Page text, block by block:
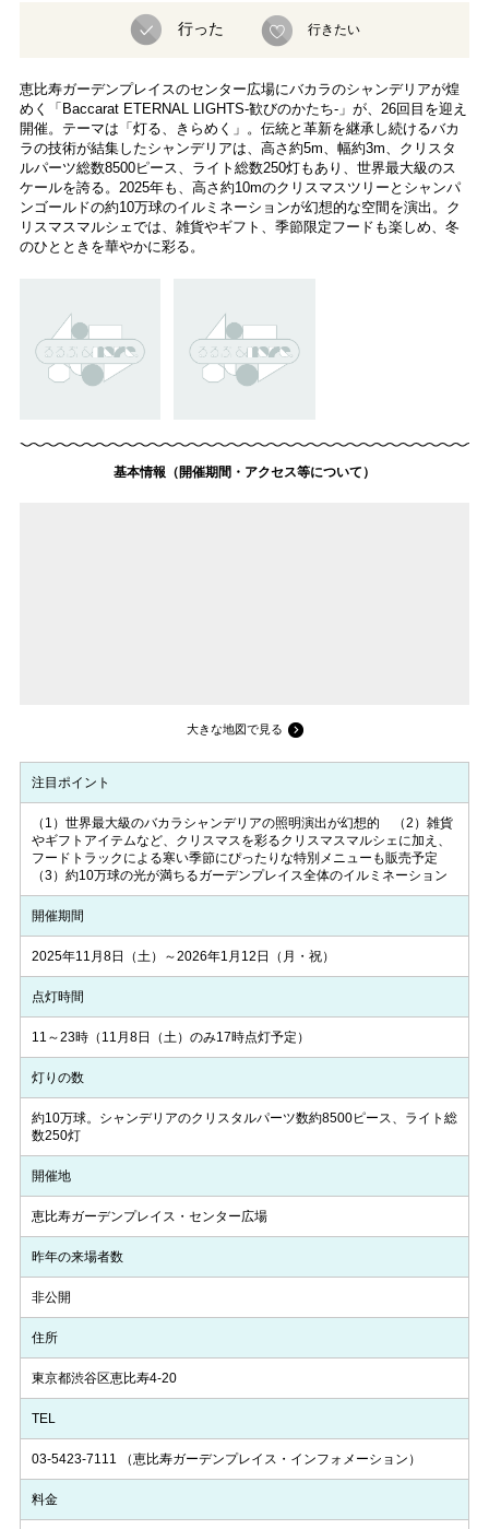
行った 行きたい
恵比寿ガーデンプレイスのセンター広場にバカラのシャンデリアが煌
めく「Baccarat ETERNAL LIGHTS-歓びのかたち-」が、26回目を迎え
開催。テーマは「灯る、きらめく」。伝統と革新を継承し続けるバカ
ラの技術が結集したシャンデリアは、高さ約5m、幅約3m、クリスタ
ルパーツ総数8500ピース、ライト総数250灯もあり、世界最大級のス
ケールを誇る。2025年も、高さ約10mのクリスマスツリーとシャンパ
ンゴールドの約10万球のイルミネーションが幻想的な空間を演出。ク
リスマスマルシェでは、雑貨やギフト、季節限定フードも楽しめ、冬
のひとときを華やかに彩る。
基本情報（開催期間・アクセス等について）
大きな地図で見る
注目ポイント
（1）世界最大級のバカラシャンデリアの照明演出が幻想的 （2）雑貨
やギフトアイテムなど、クリスマスを彩るクリスマスマルシェに加え、
フードトラックによる寒い季節にぴったりな特別メニューも販売予定
（3）約10万球の光が満ちるガーデンプレイス全体のイルミネーション
開催期間
2025年11月8日（土）～2026年1月12日（月・祝）
点灯時間
11～23時（11月8日（土）のみ17時点灯予定）
灯りの数
約10万球。シャンデリアのクリスタルパーツ数約8500ピース、ライト総
数250灯
開催地
恵比寿ガーデンプレイス・センター広場
昨年の来場者数
非公開
住所
東京都渋谷区恵比寿4-20
TEL
03-5423-7111 （恵比寿ガーデンプレイス・インフォメーション）
料金